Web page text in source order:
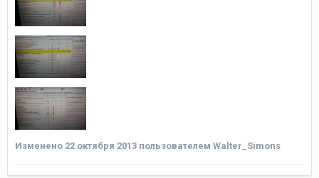
Изменено 22 октября 2013 пользователем Walter_Simons